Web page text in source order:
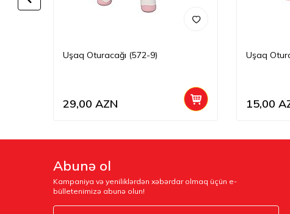
Uşaq Oturacağı (572-9)
29,00 AZN
Uşaq
15,00
Abunə ol
Kampaniya və yeniliklərdən xəbərdar olmaq üçün e-
bülletenimizə abunə olun!